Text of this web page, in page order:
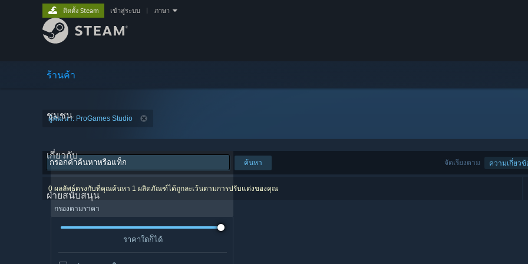
ร้านค้า
ชุมชน
เกี่ยวกับ
ฝ่ายสนับสนุน
ติดตั้ง Steam เข้าสู่ระบบ ภาษา
ผู้พัฒนา: ProGames Studio
จัดเรียงตาม ความเกี่ยวข้
ค้นหา
0 ผลลัพธ์ตรงกับที่คุณค้นหา 1 ผลิตภัณฑ์ได้ถูกละเว้นตามการปรับแต่งของคุณ
กรองตามราคา
ราคาใดก็ได้